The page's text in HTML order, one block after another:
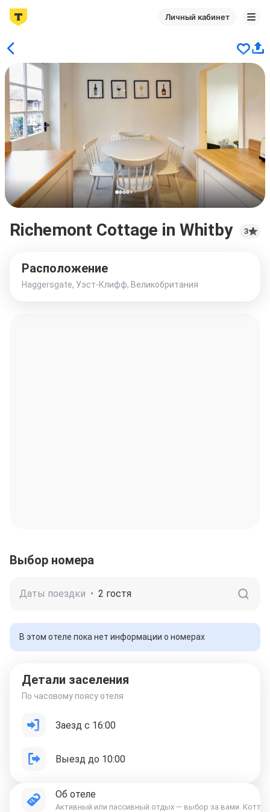
Личный кабинет
Richemont Cottage in Whitby 3
Расположение
Haggersgate, Уэст-Клифф, Великобритания
Выбор номера
Даты поездки • 2 гостя
В этом отеле пока нет информации о номерах
Детали заселения
По часовому поясу отеля
Заезд с 16:00
Выезд до 10:00
Об отеле
Активный или пассивный отдых — выбор за вами.